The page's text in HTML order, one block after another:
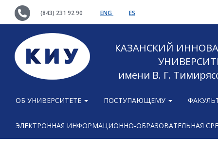
(843) 231 92 90 ENG ES
КАЗАНСКИЙ
имени В. Г.
ОБ УНИВЕРСИТЕТЕ ПОСТУПАЮЩЕМУ
ЭЛЕКТРОННАЯ ИНФОРМАЦИОННО-ОБРАЗОВАТЕЛЬНАЯ